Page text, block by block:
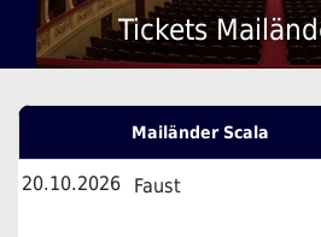
Tickets
Mailänder Scala
20.10.2026 Faust